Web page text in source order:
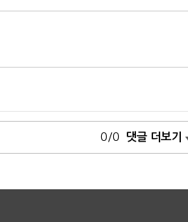
0/0 댓글 더보기